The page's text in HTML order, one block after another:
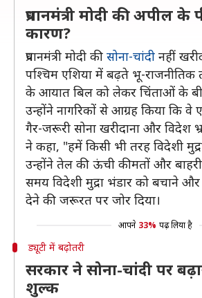
प्रधानमंत्री मोदी की अपील के
कारण?
प्रधानमंत्री मोदी की सोना-चांदी नहीं
पश्चिम एशिया में बढ़ते भू-राजनीतिक
के आयात बिल को लेकर चिंताओं के
उन्होंने नागरिकों से आग्रह किया कि
गैर-जरूरी सोना खरीदाना और विदेश
ने कहा, "हमें किसी भी तरह विदेशी
उन्होंने तेल की ऊंची कीमतों और
समय विदेशी मुद्रा भंडार को बचाने
देने की जरूरत पर जोर दिया।
आपने 33% पढ़ लिया है
ड्यूटी में बढ़ोतरी
सरकार ने सोना-चांदी पर
शुल्क